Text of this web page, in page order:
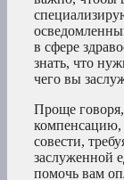
в сфере
знать, что
чего вы
Проще
компенсацию,
совести,
заслуженной
помочь вам